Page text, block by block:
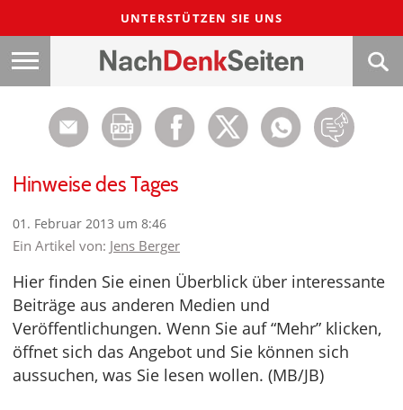
UNTERSTÜTZEN SIE UNS
Hinweise des Tages
01. Februar 2013 um 8:46
Ein Artikel von: Jens Berger
Hier finden Sie einen Überblick über interessante
Beiträge aus anderen Medien und
Veröffentlichungen. Wenn Sie auf “Mehr” klicken,
öffnet sich das Angebot und Sie können sich
aussuchen, was Sie lesen wollen. (MB/JB)